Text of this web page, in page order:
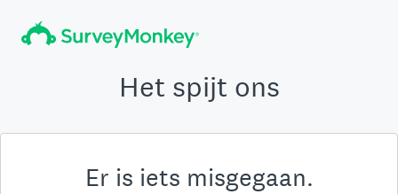
Het spijt ons
Er is iets misgegaan.